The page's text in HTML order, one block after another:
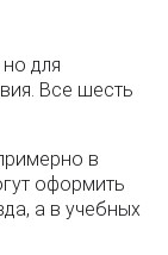
для
Все шесть
в
оформить
а в учебных